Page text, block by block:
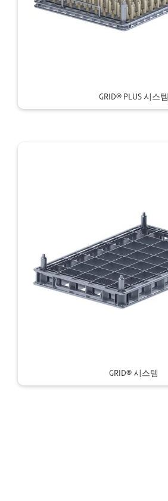
GRID® PLUS 시스템
GRID® 시스템